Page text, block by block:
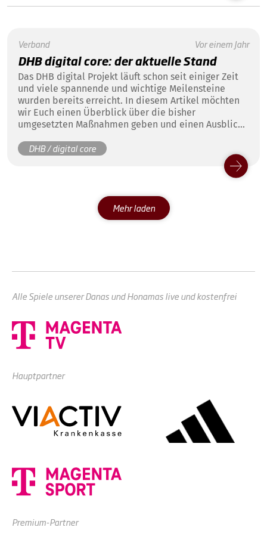
Verband Vor einem Jahr
DHB digital core: der aktuelle Stand
Das DHB digital Projekt läuft schon seit einiger Zeit
und viele spannende und wichtige Meilensteine
wurden bereits erreicht. In diesem Artikel möchten
wir Euch einen Überblick über die bisher
umgesetzten Maßnahmen geben und einen Ausblick
DHB / digital core
Mehr laden
Alle Spiele unserer Danas und Honamas live und kostenfrei
Hauptpartner
Premium-Partner